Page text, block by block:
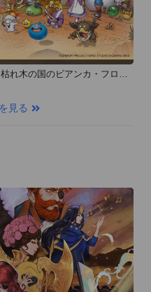
れ木の国のビアンカ・フロー
見る